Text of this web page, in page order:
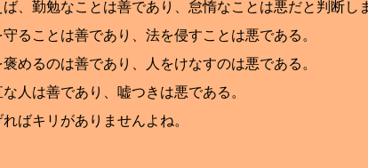
、勤勉なことは善であり、怠惰なことは悪だと判断し
ることは善であり、法を侵すことは悪である。
褒めるのは善であり、人をけなすのは悪である。
な人は善であり、嘘つきは悪である。
ばキリがありませんよね。